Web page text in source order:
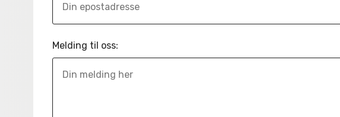
Melding til oss: